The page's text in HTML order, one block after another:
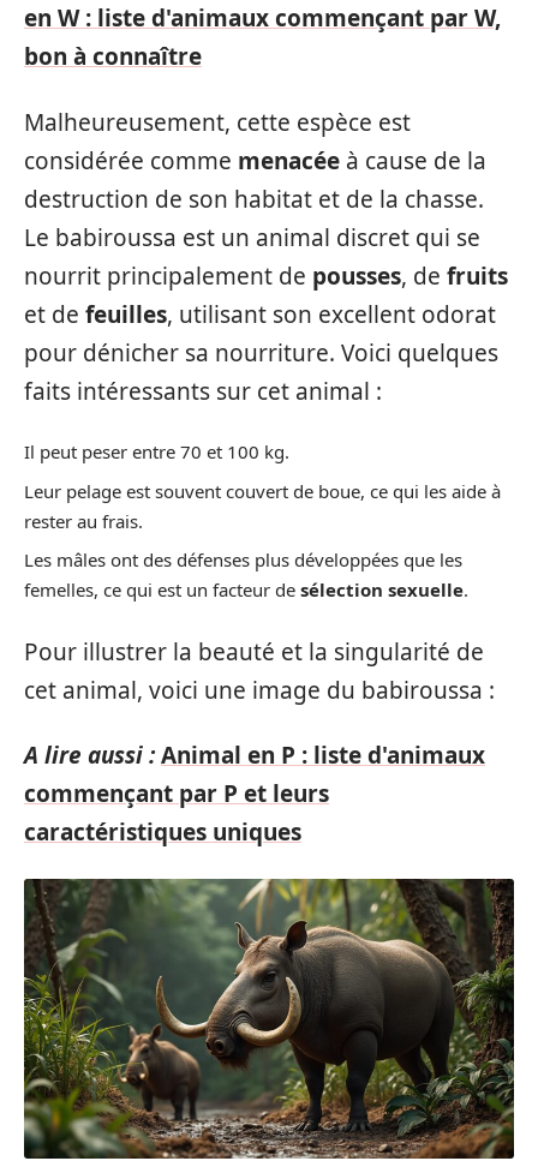
en W : liste d'animaux commençant par W,
bon à connaître
Malheureusement, cette espèce est
considérée comme menacée à cause de la
destruction de son habitat et de la chasse.
Le babiroussa est un animal discret qui se
nourrit principalement de pousses, de fruits
et de feuilles, utilisant son excellent odorat
pour dénicher sa nourriture. Voici quelques
faits intéressants sur cet animal :
Il peut peser entre 70 et 100 kg.
Leur pelage est souvent couvert de boue, ce qui les aide à
rester au frais.
Les mâles ont des défenses plus développées que les
femelles, ce qui est un facteur de sélection sexuelle.
Pour illustrer la beauté et la singularité de
cet animal, voici une image du babiroussa :
A lire aussi :Animal en P : liste d'animaux
commençant par P et leurs
caractéristiques uniques